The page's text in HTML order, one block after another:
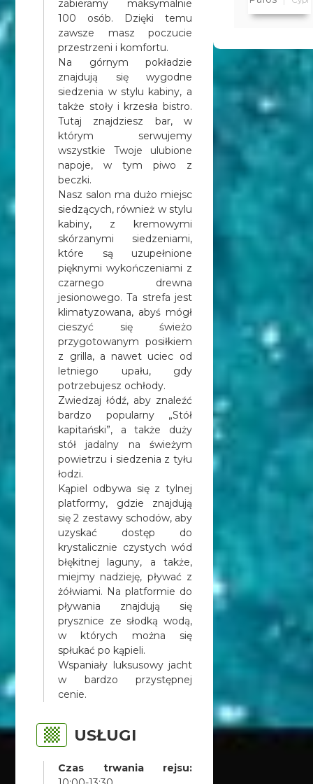
zabieramy maksymalnie
100 osób. Dzięki temu
zawsze masz poczucie
przestrzeni i komfortu.
Na górnym pokładzie
znajdują się wygodne
siedzenia w stylu kabiny, a
także stoły i krzesła bistro.
Tutaj znajdziesz bar, w
którym serwujemy
wszystkie Twoje ulubione
napoje, w tym piwo z
beczki.
Nasz salon ma dużo miejsc
siedzących, również w stylu
kabiny, z kremowymi
skórzanymi siedzeniami,
które są uzupełnione
pięknymi wykończeniami z
czarnego drewna
jesionowego. Ta strefa jest
klimatyzowana, abyś mógł
cieszyć się świeżo
przygotowanym posiłkiem
z grilla, a nawet uciec od
letniego upału, gdy
potrzebujesz ochłody.
Zwiedzaj łódź, aby znaleźć
bardzo popularny „Stół
kapitański”, a także duży
stół jadalny na świeżym
powietrzu i siedzenia z tyłu
łodzi.
Kąpiel odbywa się z tylnej
platformy, gdzie znajdują
się 2 zestawy schodów, aby
uzyskać dostęp do
krystalicznie czystych wód
błękitnej laguny, a także,
miejmy nadzieję, pływać z
żółwiami. Na platformie do
pływania znajdują się
prysznice ze słodką wodą,
w których można się
spłukać po kąpieli.
Wspaniały luksusowy jacht
w bardzo przystępnej
cenie.
USŁUGI
Czas trwania rejsu:
Pafos rejs
własny
dojazd